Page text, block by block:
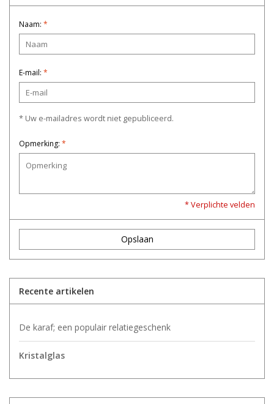
Naam: *
E-mail: *
* Uw e-mailadres wordt niet gepubliceerd.
Opmerking: *
* Verplichte velden
Opslaan
Recente artikelen
De karaf; een populair relatiegeschenk
Kristalglas